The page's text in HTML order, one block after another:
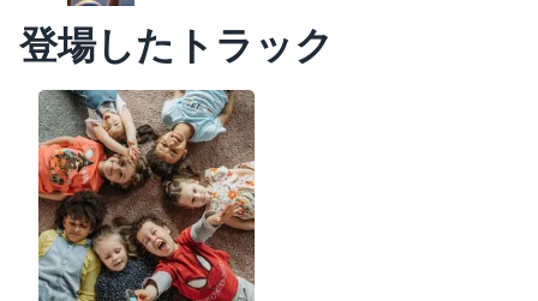
登場したトラック